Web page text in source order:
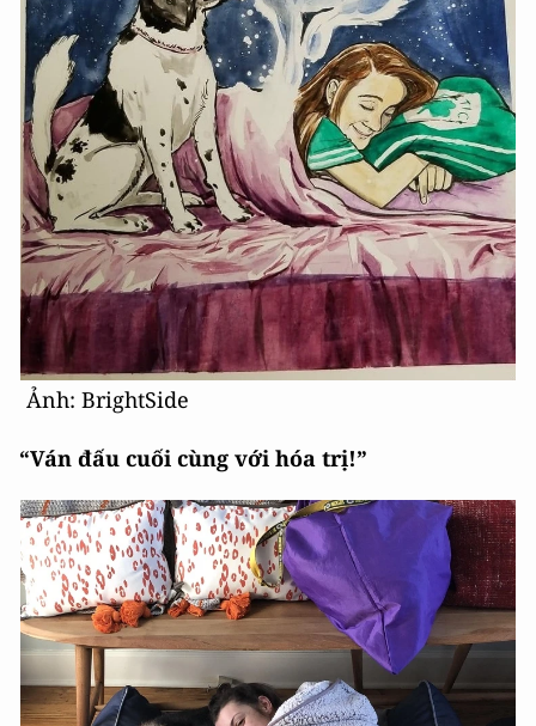
Ảnh: BrightSide
“Ván đấu cuối cùng với hóa trị!”